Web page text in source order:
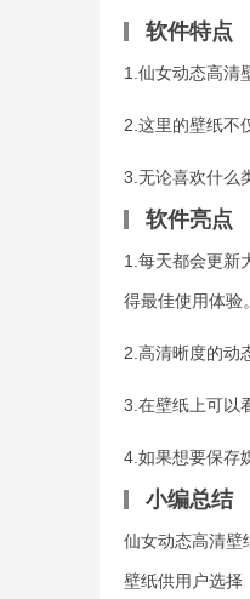
软件特点
1.仙女动态高清
2.这里的壁纸不
3.无论喜欢什么
软件亮点
1.每天都会更新
得最佳使用体验。
2.高清晰度的动
3.在壁纸上可以
4.如果想要保存
小编总结
仙女动态高清壁
壁纸供用户选择